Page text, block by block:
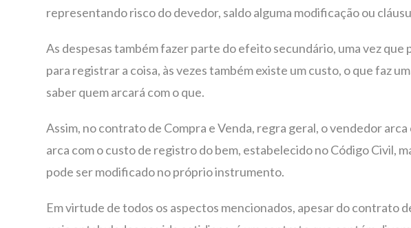
representando risco do devedor, saldo alguma modificação ou
As despesas também fazer parte do efeito secundário, uma vez
para registrar a coisa, às vezes também existe um custo, o que faz
saber quem arcará com o que.
Assim, no contrato de Compra e Venda, regra geral, o vendedor
arca com o custo de registro do bem, estabelecido no Código Civil,
pode ser modificado no próprio instrumento.
Em virtude de todos os aspectos mencionados, apesar do contrato